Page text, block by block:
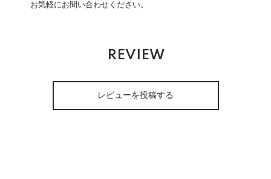
お気軽にお問い合わせください。
REVIEW
レビューを投稿する